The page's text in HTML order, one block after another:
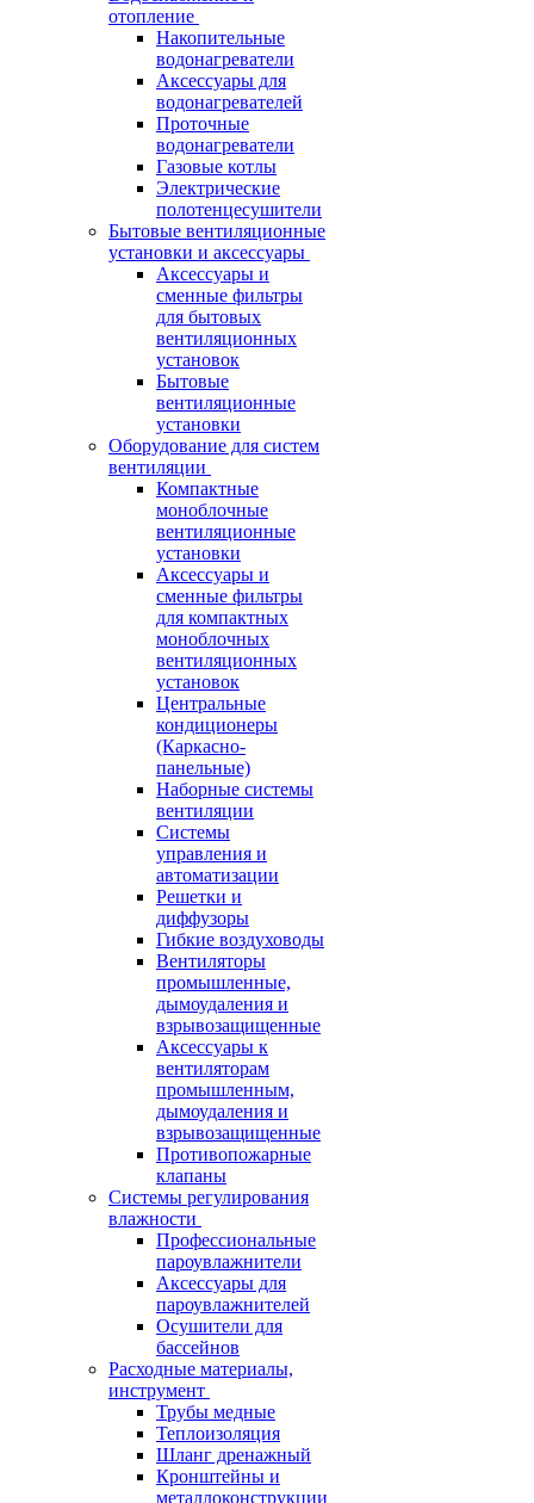
отопление
Накопительные
водонагреватели
Аксессуары для
водонагревателей
Проточные
водонагреватели
Газовые котлы
Электрические
полотенцесушители
Бытовые вентиляционные
установки и аксессуары
Аксессуары и
сменные фильтры
для бытовых
вентиляционных
установок
Бытовые
вентиляционные
установки
Оборудование для систем
вентиляции
Компактные
моноблочные
вентиляционные
установки
Аксессуары и
сменные фильтры
для компактных
моноблочных
вентиляционных
установок
Центральные
кондиционеры
(Каркасно-
панельные)
Наборные системы
вентиляции
Системы
управления и
автоматизации
Решетки и
диффузоры
Гибкие воздуховоды
Вентиляторы
промышленные,
дымоудаления и
взрывозащищенные
Аксессуары к
вентиляторам
промышленным,
дымоудаления и
взрывозащищенные
Противопожарные
клапаны
Системы регулирования
влажности
Профессиональные
пароувлажнители
Аксессуары для
пароувлажнителей
Осушители для
бассейнов
Расходные материалы,
инструмент
Трубы медные
Теплоизоляция
Шланг дренажный
Кронштейны и
металлоконструкции